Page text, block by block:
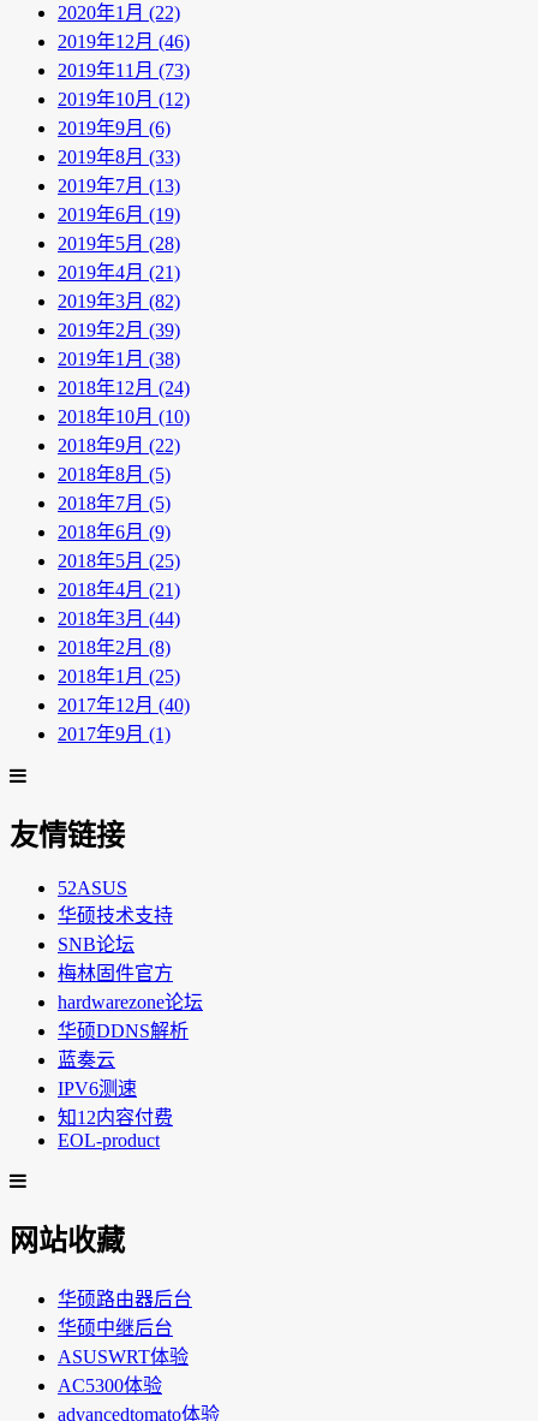
2020年1月 (22)
2019年12月 (46)
2019年11月 (73)
2019年10月 (12)
2019年9月 (6)
2019年8月 (33)
2019年7月 (13)
2019年6月 (19)
2019年5月 (28)
2019年4月 (21)
2019年3月 (82)
2019年2月 (39)
2019年1月 (38)
2018年12月 (24)
2018年10月 (10)
2018年9月 (22)
2018年8月 (5)
2018年7月 (5)
2018年6月 (9)
2018年5月 (25)
2018年4月 (21)
2018年3月 (44)
2018年2月 (8)
2018年1月 (25)
2017年12月 (40)
2017年9月 (1)
友情链接
52ASUS
华硕技术支持
SNB论坛
梅林固件官方
hardwarezone论坛
华硕DDNS解析
蓝奏云
IPV6测速
知12内容付费
EOL-product
网站收藏
华硕路由器后台
华硕中继后台
ASUSWRT体验
AC5300体验
advancedtomato体验